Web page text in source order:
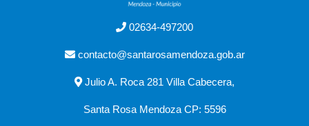
02634-497200
contacto@santarosamendoza.gob.ar
Julio A. Roca 281 Villa Cabecera,
Santa Rosa Mendoza CP: 5596